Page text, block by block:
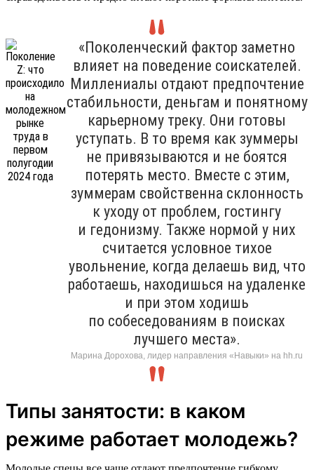
«Поколенческий фактор заметно
влияет на поведение соискателей.
Миллениалы отдают предпочтение
стабильности, деньгам и понятному
карьерному треку. Они готовы
уступать. В то время как зуммеры
не привязываются и не боятся
потерять место. Вместе с этим,
зуммерам свойственна склонность
к уходу от проблем, гостингу
и гедонизму. Также нормой у них
считается условное тихое
увольнение, когда делаешь вид, что
работаешь, находишься на удаленке
и при этом ходишь
по собеседованиям в поисках
лучшего места».
Марина Дорохова, лидер направления «Навыки» на hh.ru
Типы занятости: в каком
режиме работает молодежь?